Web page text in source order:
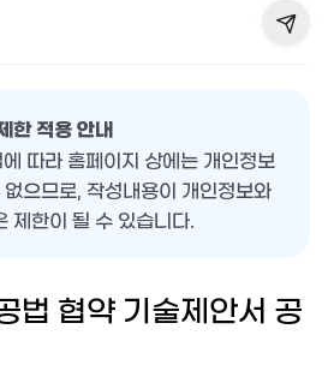
한 적용 안내
따라 홈페이지 상에는 개인정보
으므로, 작성내용이 개인정보와
제한이 될 수 있습니다.
법 협약 기술제안서 공